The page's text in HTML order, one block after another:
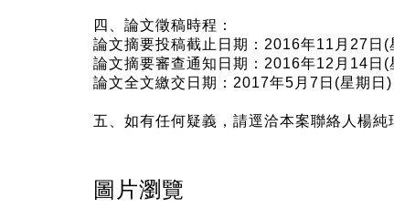
四、論文徵稿時程：
論文摘要投稿截止日期：2016年11月27日(
論文摘要審查通知日期：2016年12月14日(
論文全文繳交日期：2017年5月7日(星期日)
五、如有任何疑義，請逕洽本案聯絡人楊
圖片瀏覽